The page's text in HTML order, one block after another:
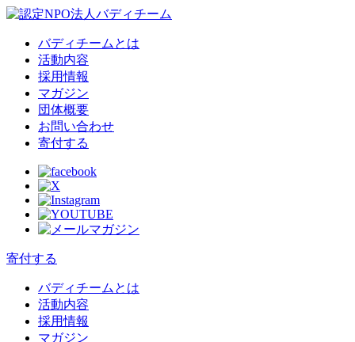
バディチームとは
活動内容
採用情報
マガジン
団体概要
お問い合わせ
寄付する
寄付する
バディチームとは
活動内容
採用情報
マガジン